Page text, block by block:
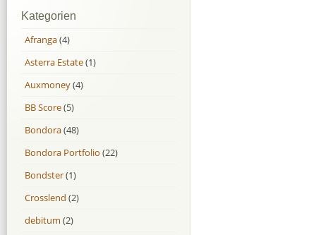
Kategorien
Afranga(4)
Asterra Estate(1)
Auxmoney(4)
BB Score(5)
Bondora(48)
Bondora Portfolio (22)
Bondster(1)
Crosslend (2)
debitum (2)